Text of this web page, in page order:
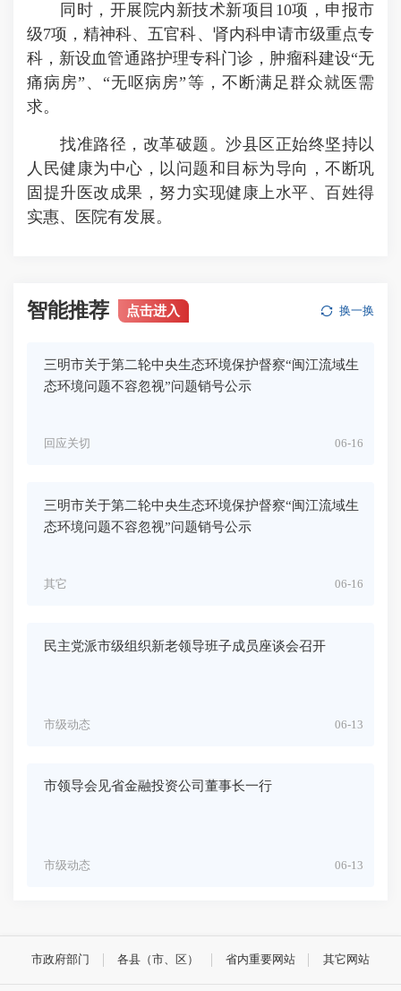
同时，开展院内新技术新项目10项，申报市
级7项，精神科、五官科、肾内科申请市级重点专
科，新设血管通路护理专科门诊，肿瘤科建设“无
痛病房”、“无呕病房”等，不断满足群众就医需
求。
找准路径，改革破题。沙县区正始终坚持以
人民健康为中心，以问题和目标为导向，不断巩
固提升医改成果，努力实现健康上水平、百姓得
实惠、医院有发展。
智能推荐 点击进入 换一换
三明市关于第二轮中央生态环境保护督察“闽江流域生
态环境问题不容忽视”问题销号公示
06-16
回应关切
三明市关于第二轮中央生态环境保护督察“闽江流域生
态环境问题不容忽视”问题销号公示
06-16
其它
民主党派市级组织新老领导班子成员座谈会召开
06-13
市级动态
市领导会见省金融投资公司董事长一行
06-13
市级动态
市政府部门 各县（市、区） 省内重要网站 其它网站